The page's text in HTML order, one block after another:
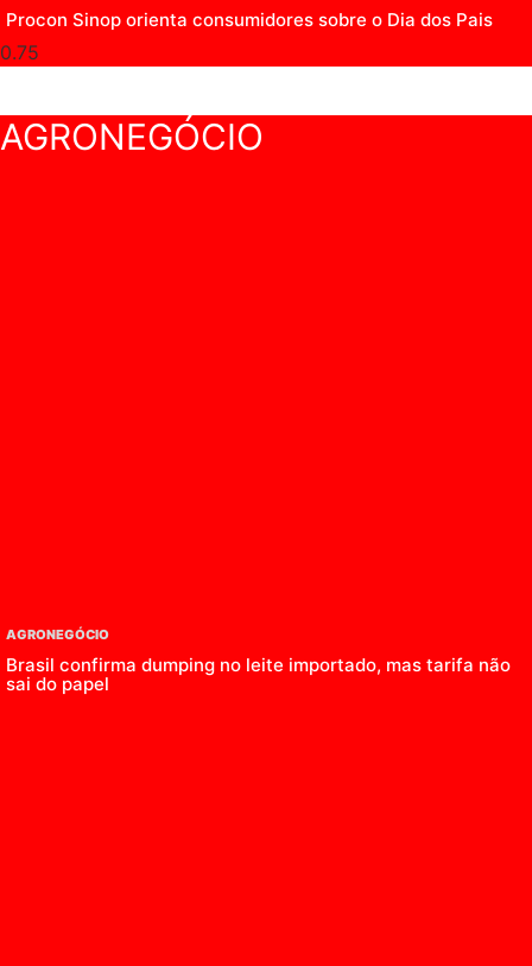
Procon Sinop orienta consumidores sobre o Dia dos Pais
AGRONEGÓCIO
AGRONEGÓCIO
Brasil confirma dumping no leite importado, mas tarifa não
sai do papel